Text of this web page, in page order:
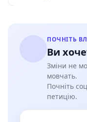
ПОЧНІТЬ
Ви
Зміни не
мовчать.
Почніть
петицію.